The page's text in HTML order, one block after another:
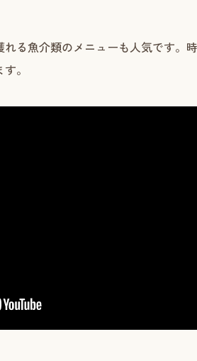
る魚介類のメニューも人気です。
。